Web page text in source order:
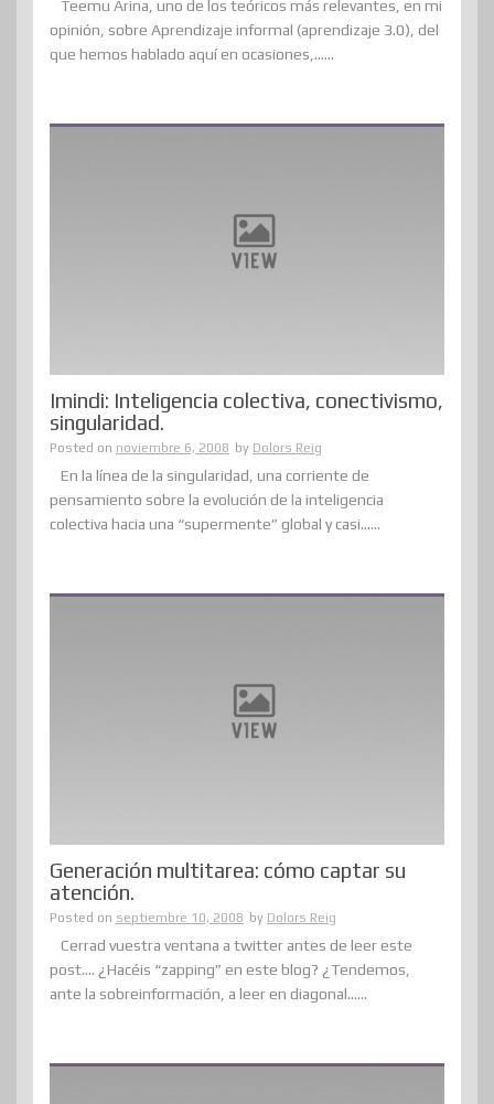
Teemu Arina, uno de los teóricos más relevantes, en mi
opinión, sobre Aprendizaje informal (aprendizaje 3.0), del
que hemos hablado aquí en ocasiones,......
Imindi: Inteligencia colectiva, conectivismo,
singularidad.
Posted on noviembre 6, 2008 by Dolors Reig
En la línea de la singularidad, una corriente de
pensamiento sobre la evolución de la inteligencia
colectiva hacia una “supermente” global y casi......
Generación multitarea: cómo captar su
atención.
Posted on septiembre 10, 2008 by Dolors Reig
Cerrad vuestra ventana a twitter antes de leer este
post…. ¿Hacéis “zapping” en este blog? ¿Tendemos,
ante la sobreinformación, a leer en diagonal......